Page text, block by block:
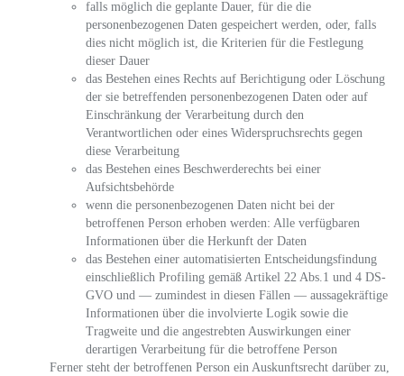
falls möglich die geplante Dauer, für die die
personenbezogenen Daten gespeichert werden, oder, falls
dies nicht möglich ist, die Kriterien für die Festlegung
dieser Dauer
das Bestehen eines Rechts auf Berichtigung oder Löschung
der sie betreffenden personenbezogenen Daten oder auf
Einschränkung der Verarbeitung durch den
Verantwortlichen oder eines Widerspruchsrechts gegen
diese Verarbeitung
das Bestehen eines Beschwerderechts bei einer
Aufsichtsbehörde
wenn die personenbezogenen Daten nicht bei der
betroffenen Person erhoben werden: Alle verfügbaren
Informationen über die Herkunft der Daten
das Bestehen einer automatisierten Entscheidungsfindung
einschließlich Profiling gemäß Artikel 22 Abs.1 und 4 DS-
GVO und — zumindest in diesen Fällen — aussagekräftige
Informationen über die involvierte Logik sowie die
Tragweite und die angestrebten Auswirkungen einer
derartigen Verarbeitung für die betroffene Person
Ferner steht der betroffenen Person ein Auskunftsrecht darüber zu,